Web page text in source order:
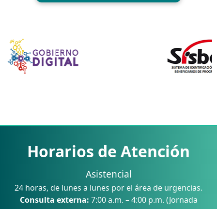
Horarios de Atención
Asistencial
24 horas, de lunes a lunes por el área de urgencias.
Consulta externa: 7:00 a.m. – 4:00 p.m. (Jornada